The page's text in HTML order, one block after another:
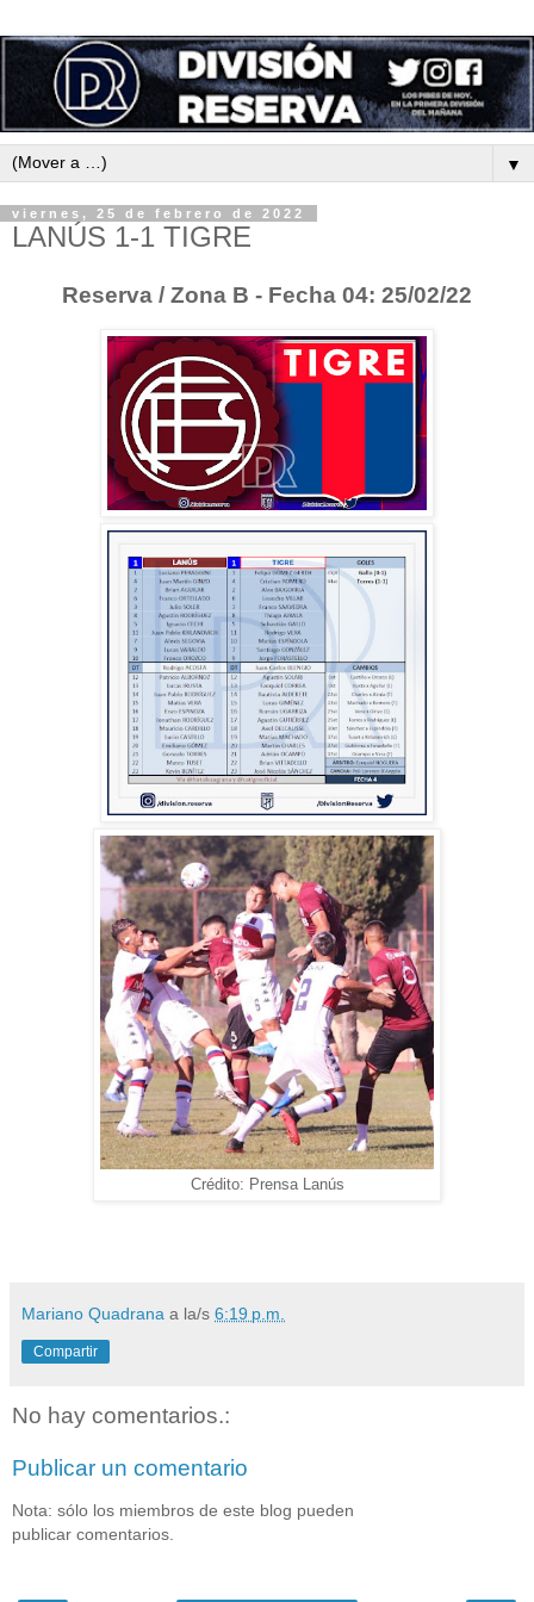
▼
viernes, 25 de febrero de 2022
LANÚS 1-1 TIGRE
Reserva / Zona B - Fecha 04: 25/02/22
Crédito: Prensa Lanús
Mariano Quadrana a la/s 6:19 p.m.
Compartir
No hay comentarios.:
Publicar un comentario
Nota: sólo los miembros de este blog pueden
publicar comentarios.